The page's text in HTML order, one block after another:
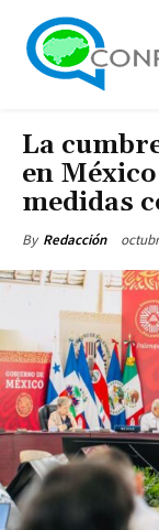
La
en
medidas
By Redacción